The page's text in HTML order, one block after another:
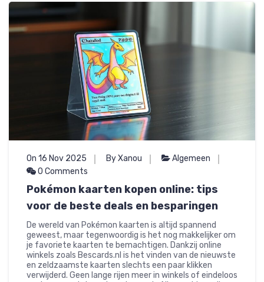
On 16 Nov 2025 By Xanou
Algemeen
0 Comments
Pokémon kaarten kopen online: tips
voor de beste deals en besparingen
De wereld van Pokémon kaarten is altijd spannend
geweest, maar tegenwoordig is het nog makkelijker om
je favoriete kaarten te bemachtigen. Dankzij online
winkels zoals Bescards.nl is het vinden van de nieuwste
en zeldzaamste kaarten slechts een paar klikken
verwijderd. Geen lange rijen meer in winkels of eindeloos